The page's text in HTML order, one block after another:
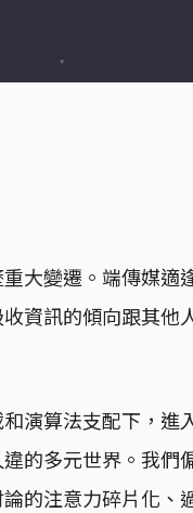
大變遷。端傳媒適
收資訊的傾向跟其
演算法支配下，進
的多元世界。我們
的注意力碎片化、